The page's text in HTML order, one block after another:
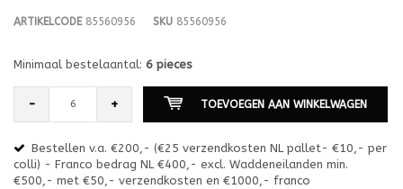
ARTIKELCODE85560956 SKU 85560956
Minimaal bestelaantal: 6 pieces
- + TOEVOEGEN AAN WINKELWAGEN
Bestellen v.a. €200,- (€25 verzendkosten NL pallet- €10,- per
colli) - Franco bedrag NL €400,- excl. Waddeneilanden min.
€500,- met €50,- verzendkosten en €1000,- franco